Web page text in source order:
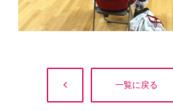
一覧に戻る